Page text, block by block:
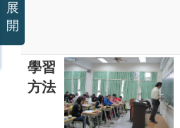
學習
方法
展
開